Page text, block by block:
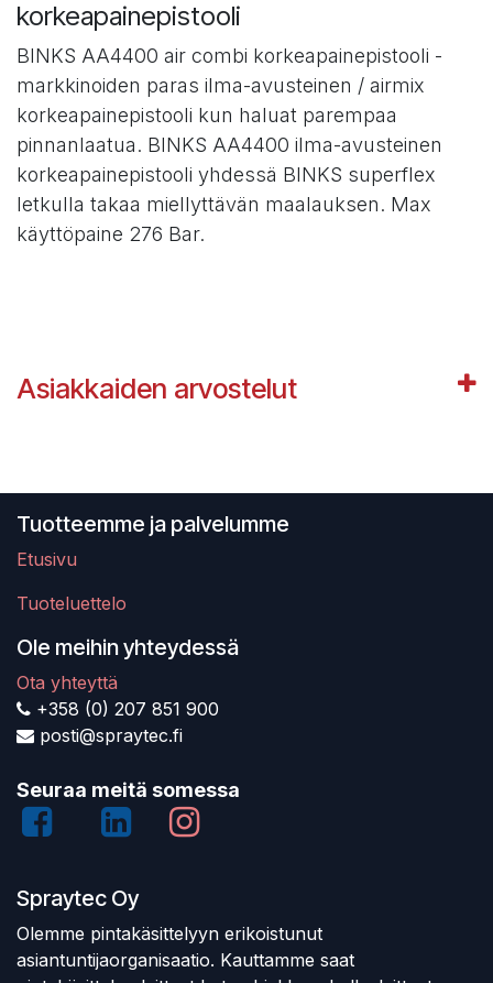
korkeapainepistooli
BINKS AA4400 air combi korkeapainepistooli -
markkinoiden paras ilma-avusteinen / airmix
korkeapainepistooli kun haluat parempaa
pinnanlaatua. BINKS AA4400 ilma-avusteinen
korkeapainepistooli yhdessä BINKS superflex
letkulla takaa miellyttävän maalauksen. Max
käyttöpaine 276 Bar.
Asiakkaiden arvostelut
Tuotteemme ja palvelumme
Etusivu
Tuoteluettelo
Ole meihin yhteydessä
Ota yhteyttä
+358 (0) 207 851 900
posti@spraytec.fi
Seuraa meitä somessa
Spraytec Oy
Olemme pintakäsittelyyn erikoistunut
asiantuntijaorganisaatio. Kauttamme saat